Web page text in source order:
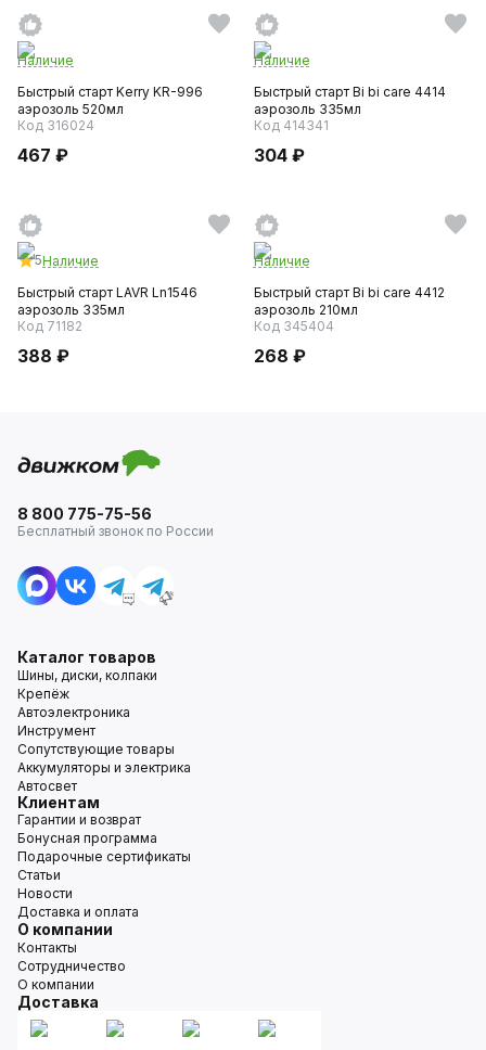
Наличие
Быстрый старт Kerry KR-996
аэрозоль 520мл
Код 316024
467 ₽
Наличие
Быстрый старт Bi bi care 4414
аэрозоль 335мл
Код 414341
304 ₽
5Наличие
Быстрый старт LAVR Ln1546
аэрозоль 335мл
Код 71182
388 ₽
Наличие
Быстрый старт Bi bi care 4412
аэрозоль 210мл
Код 345404
268 ₽
8 800 775-75-56
Бесплатный звонок по России
Каталог товаров
Шины, диски, колпаки
Крепёж
Автоэлектроника
Инструмент
Сопутствующие товары
Аккумуляторы и электрика
Автосвет
Клиентам
Гарантии и возврат
Бонусная программа
Подарочные сертификаты
Статьи
Новости
Доставка и оплата
О компании
Контакты
Сотрудничество
О компании
Доставка